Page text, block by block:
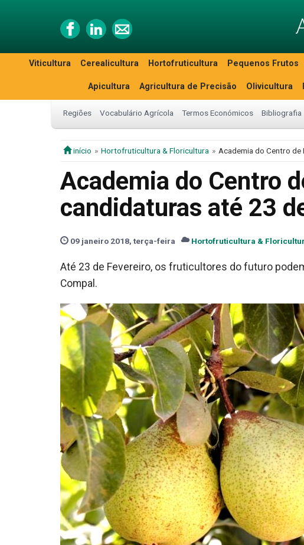
Viticultura Cerealicultura Hortofruticultura Pequenos Frutos
Apicultura Agricultura de Precisão Olivicultura
Regiões Vocabulário Agrícola Termos Económicos Bibliografia
início Hortofruticultura & Floricultura Academia do Centro
Academia do Centro
candidaturas até 23
09 janeiro 2018, terça-feira Hortofruticultura &
Até 23 de Fevereiro, os fruticultores do futuro
Compal.